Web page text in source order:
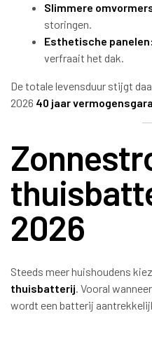
Slimmere
storingen.
Esthetische panelen:
verfraait het dak.
De totale levensduur stijgt
2026 40 jaar
2026
Steeds meer huishoudens
thuisbatterij . Vooral
wordt een batterij